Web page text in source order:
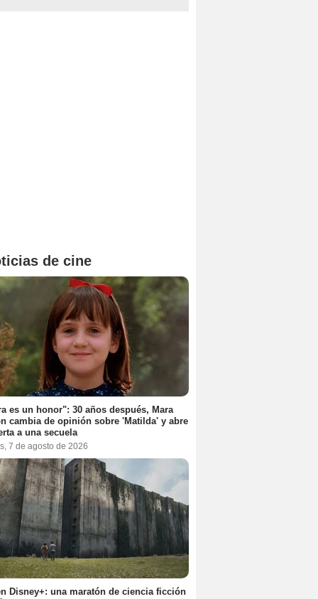
de cine
es un honor": 30 años después, Mara
cambia de opinión sobre 'Matilda' y abre
a una secuela
7 de agosto de 2026
Disney+: una maratón de ciencia ficción